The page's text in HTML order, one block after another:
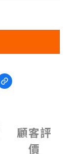
顧客評
價